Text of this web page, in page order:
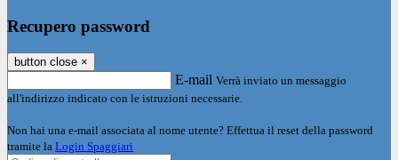
Recupero password
button close ×
E-mail Verrà inviato un messaggio
all'indirizzo indicato con le istruzioni necessarie.
Non hai una e-mail associata al nome utente? Effettua il reset della password
tramite la Login Spaggiari